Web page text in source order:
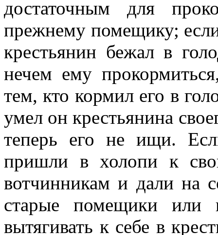
достаточным для
прежнему помещику;
крестьянин бежал в
нечем ему
тем, кто кормил его в
умел он крестьянина
теперь его не ищи.
пришли в холопи к
вотчинникам и дали на
старые помещики или
вытягивать к себе в